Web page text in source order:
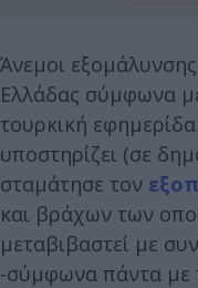
Άνεμοι
Ελλάδας σύμφωνα
τουρκική εφημερίδα
υποστηρίζει (σε
σταμάτησε τον
και βράχων των
μεταβιβαστεί με
-σύμφωνα πάντα με